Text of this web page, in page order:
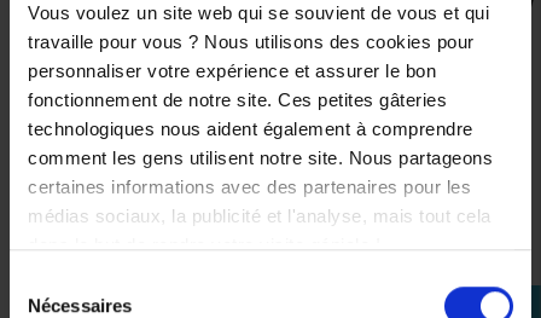
Vous voulez un site web qui se souvient de vous et qui
travaille pour vous ? Nous utilisons des cookies pour
personnaliser votre expérience et assurer le bon
fonctionnement de notre site. Ces petites gâteries
technologiques nous aident également à comprendre
comment les gens utilisent notre site. Nous partageons
certaines informations avec des partenaires pour les
médias sociaux, la publicité et l'analyse, mais tout cela
dans le but de rendre votre visite géniale !
Nécessaires
VOUS AIMEREZ AUSSI
Kit
Révision
20000kms
Yamaha
2008-
Kit
Entretien
Moteur
Yamaha
Kit
Transmission
Yamaha
Tmax
Kit
Revision
20000
kms
TMAX